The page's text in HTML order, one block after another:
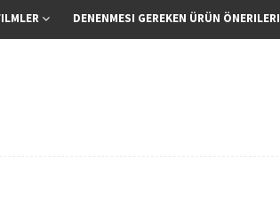
DENENMESI GEREKEN ÜRÜN ÖNERILERI